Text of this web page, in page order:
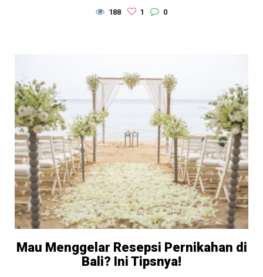
188 1 0
Mau Menggelar Resepsi Pernikahan di
Bali? Ini Tipsnya!